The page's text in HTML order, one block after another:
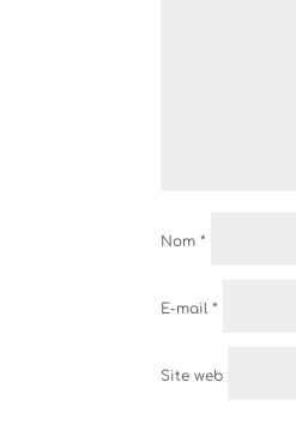
Nom*
E-mail*
Site web